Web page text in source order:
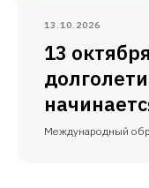
13.10.2026
13
Международный